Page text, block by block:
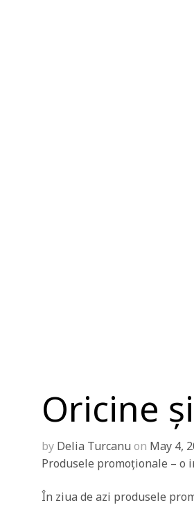
Oricine
by Delia Turcanu on May 4,
Produsele promoționale – o
În ziua de azi produsele